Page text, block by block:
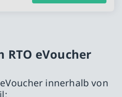
RTO eVoucher
innerhalb von